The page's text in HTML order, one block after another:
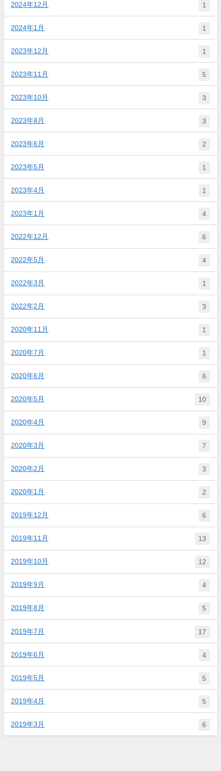
2024年12月 1
2024年1月 1
2023年12月 1
2023年11月 5
2023年10月 3
2023年8月 3
2023年6月 2
2023年5月 1
2023年4月 1
2023年1月 4
2022年12月 6
2022年5月 4
2022年3月 1
2022年2月 3
2020年11月 1
2020年7月 1
2020年6月 6
2020年5月 10
2020年4月 9
2020年3月 7
2020年2月 3
2020年1月 2
2019年12月 6
2019年11月 13
2019年10月 12
2019年9月 4
2019年8月 5
2019年7月 17
2019年6月 4
2019年5月 5
2019年4月 5
2019年3月 6